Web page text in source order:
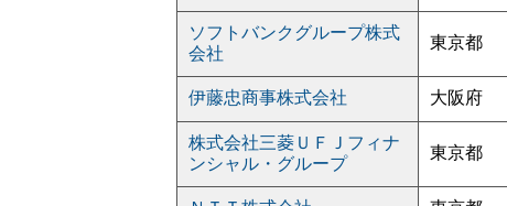
ソフトバンクグループ株式
会社
東京都
伊藤忠商事株式会社 大阪府
株式会社三菱ＵＦＪフィナ
ンシャル・グループ
東京都